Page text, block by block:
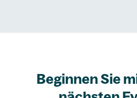
Beginnen Sie